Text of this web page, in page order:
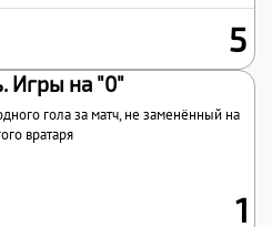
5
Игры на "0"
гола за матч, не заменённый на
вратаря
1